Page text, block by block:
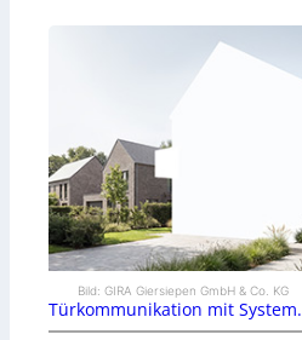
Bild: GIRA Giersiepen GmbH & Co. KG
Türkommunikation mit System.